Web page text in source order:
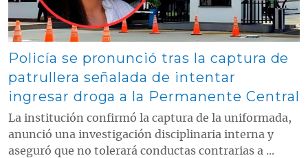
Policía se pronunció tras la captura de
patrullera señalada de intentar
ingresar droga a la Permanente Central
La institución confirmó la captura de la uniformada,
anunció una investigación disciplinaria interna y
aseguró que no tolerará conductas contrarias a ...